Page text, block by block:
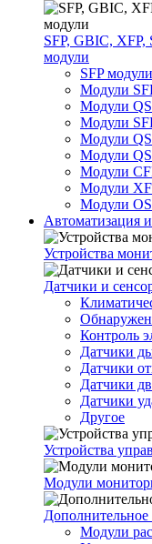
SFP, GBIC,
модули
SFP модули
Модули
Модули
Модули
Модули
Модули
Модули
Модули
Модули
Автоматизация
Устройства
Датчики и
Контроль
Датчики
Датчики
Датчики
Датчики
Другое
Устройства
Модули
Дополнительное
Модули